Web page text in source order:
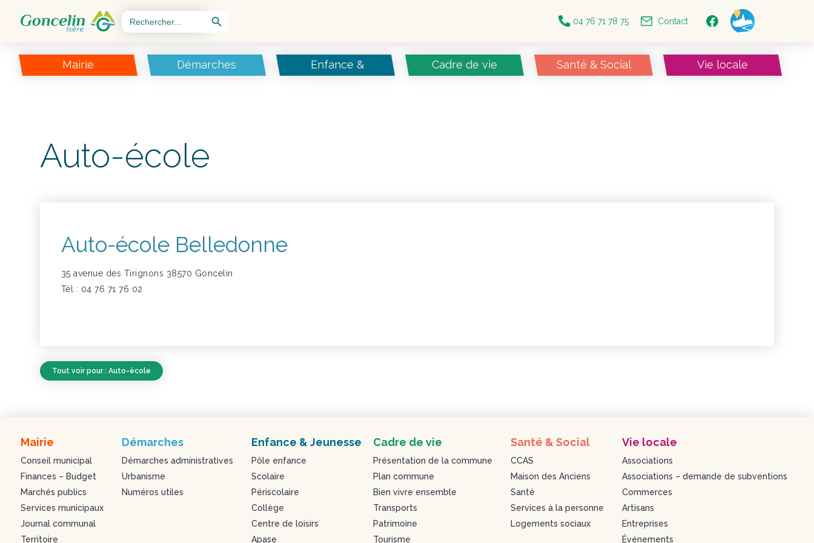
Search
for:
Search Button
04 76 71 78 75 Contact
Mairie Démarches
Enfance &
Cadre de vie Santé & Social Vie locale
Auto-école
Auto-école Belledonne
35 avenue des Tirignons 38570 Goncelin
Tél : 04 76 71 76 02
Tout voir pour : Auto-école
Mairie
Conseil municipal
Finances – Budget
Marchés publics
Services municipaux
Journal communal
Territoire
Démarches
Démarches administratives
Urbanisme
Numéros utiles
Enfance & Jeunesse
Pôle enfance
Scolaire
Périscolaire
Collège
Centre de loisirs
Apase
Cadre de vie
Présentation de la commune
Plan commune
Bien vivre ensemble
Transports
Patrimoine
Tourisme
Santé & Social
CCAS
Maison des Anciens
Santé
Services à la personne
Logements sociaux
Vie locale
Associations
Associations – demande de subventions
Commerces
Artisans
Entreprises
Événements